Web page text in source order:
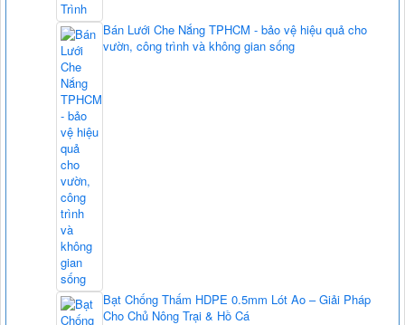
Bán Lưới Che Nắng TPHCM - bảo vệ hiệu quả cho
vườn, công trình và không gian sống
Bạt Chống Thấm HDPE 0.5mm Lót Ao – Giải Pháp
Cho Chủ Nông Trại & Hồ Cá